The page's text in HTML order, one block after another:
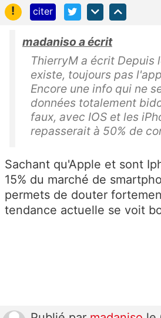
!
citer
madaniso a écrit
ThierryM a écrit Depuis
existe, toujours pas
Encore une info qui ne
données totalement
faux, avec IOS et les
repasserait à 50% de
Sachant qu'Apple et sont
15% du marché de
permets de douter
tendance actuelle se voit